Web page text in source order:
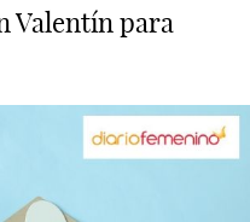
Valentín para